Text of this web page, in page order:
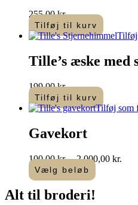
255,00kr.
Tilføj til kurv
Tilføj
Tille’s æske med
199,00kr.
Tilføj til kurv
Tilføj som
Gavekort
100,00kr. – 2.000,00 kr.
Vælg beløb
Dette
vare
har
Alt til broderi!​